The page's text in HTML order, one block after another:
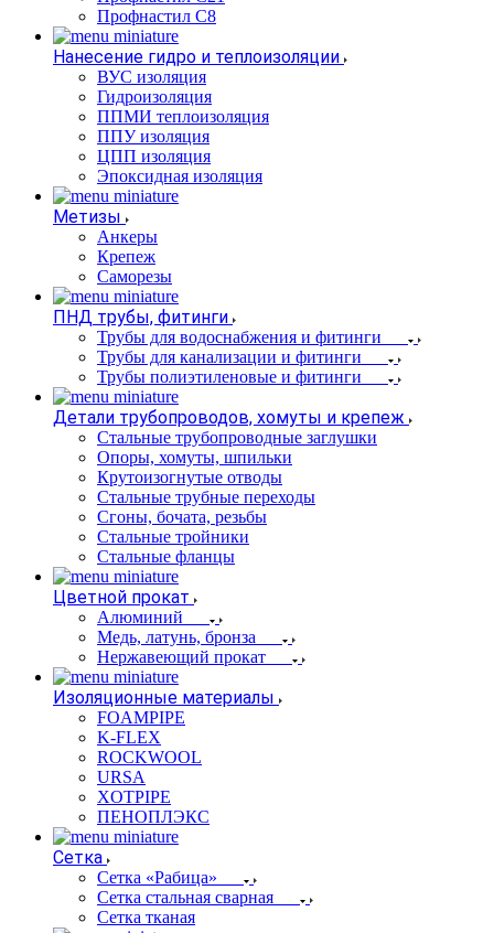
Профнастил С8
Нанесение гидро и теплоизоляции
ВУС изоляция
Гидроизоляция
ППМИ теплоизоляция
ППУ изоляция
ЦПП изоляция
Эпоксидная изоляция
Метизы
Анкеры
Крепеж
Саморезы
ПНД трубы, фитинги
Трубы для водоснабжения и фитинги
Трубы для канализации и фитинги
Трубы полиэтиленовые и фитинги
Детали трубопроводов, хомуты и крепеж
Стальные трубопроводные заглушки
Опоры, хомуты, шпильки
Крутоизогнутые отводы
Стальные трубные переходы
Сгоны, бочата, резьбы
Стальные тройники
Стальные фланцы
Цветной прокат
Алюминий
Медь, латунь, бронза
Нержавеющий прокат
Изоляционные материалы
FOAMPIPE
K-FLEX
ROCKWOOL
URSA
XOTPIPE
ПЕНОПЛЭКС
Сетка
Сетка «Рабица»
Сетка стальная сварная
Сетка тканая